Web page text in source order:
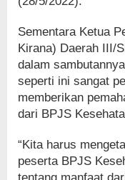
Sementara Ketua
Kirana) Daerah III/
dalam
seperti ini sangat
memberikan
dari BPJS
“Kita harus
peserta BPJS